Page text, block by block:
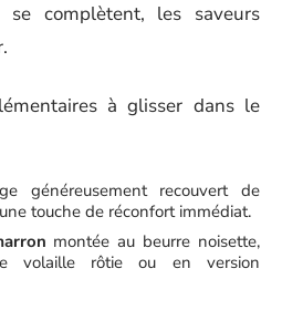
complètent, les saveurs
à glisser dans le
généreusement recouvert de
touche de réconfort immédiat.
montée au beurre noisette,
volaille rôtie ou en version